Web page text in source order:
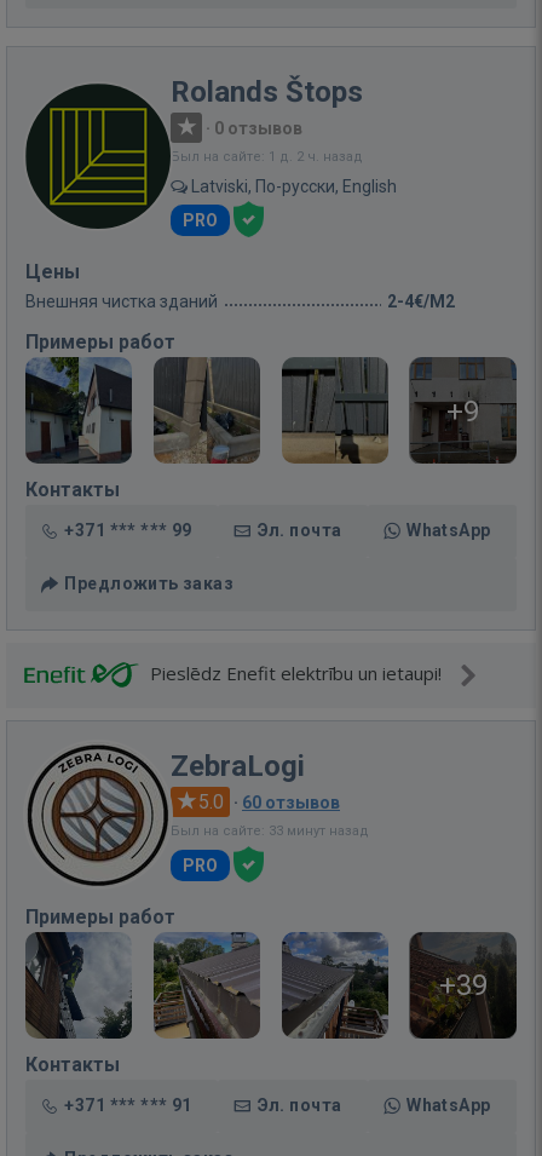
Rolands Štops
· 0 отзывов
Был на сайте: 1 д. 2 ч. назад
Latviski, По-русски, English
PRO
Цены
Внешняя чистка зданий 2-4€/M2
Примеры работ
+9
Контакты
+371 *** *** 99 Эл. почта WhatsApp
Предложить заказ
Pieslēdz Enefit elektrību un ietaupi!
ZebraLogi
5.0 · 60 отзывов
Был на сайте: 33 минут назад
PRO
Примеры работ
+39
Контакты
+371 *** *** 91 Эл. почта WhatsApp